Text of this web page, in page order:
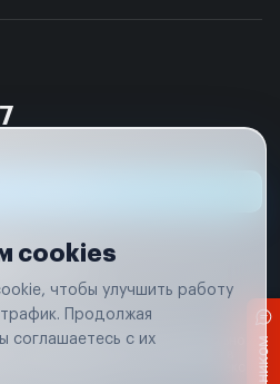
использования
на сайте, носит исключительно
437 (п. 2) Гражданского кодекса
cookies
чтобы улучшить работу
трафик. Продолжая
соглашаетесь с их